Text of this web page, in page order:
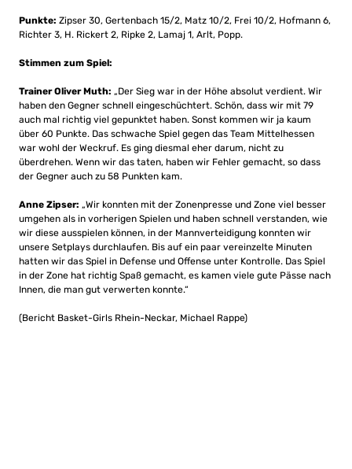
Punkte: Zipser 30, Gertenbach 15/2, Matz 10/2, Frei 10/2, Hofmann 6,
Richter 3, H. Rickert 2, Ripke 2, Lamaj 1, Arlt, Popp.
Stimmen zum Spiel:
Trainer Oliver Muth: „Der Sieg war in der Höhe absolut verdient. Wir
haben den Gegner schnell eingeschüchtert. Schön, dass wir mit 79
auch mal richtig viel gepunktet haben. Sonst kommen wir ja kaum
über 60 Punkte. Das schwache Spiel gegen das Team Mittelhessen
war wohl der Weckruf. Es ging diesmal eher darum, nicht zu
überdrehen. Wenn wir das taten, haben wir Fehler gemacht, so dass
der Gegner auch zu 58 Punkten kam.
Anne Zipser: „Wir konnten mit der Zonenpresse und Zone viel besser
umgehen als in vorherigen Spielen und haben schnell verstanden, wie
wir diese ausspielen können, in der Mannverteidigung konnten wir
unsere Setplays durchlaufen. Bis auf ein paar vereinzelte Minuten
hatten wir das Spiel in Defense und Offense unter Kontrolle. Das Spiel
in der Zone hat richtig Spaß gemacht, es kamen viele gute Pässe nach
Innen, die man gut verwerten konnte.“
(Bericht Basket-Girls Rhein-Neckar, Michael Rappe)